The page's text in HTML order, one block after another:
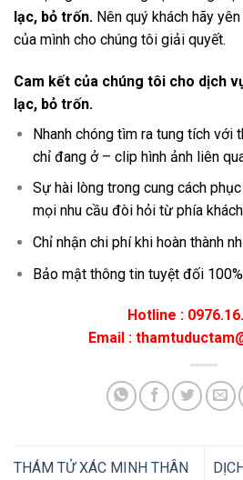
lạc, bỏ trốn. Nên quý khách hãy
của mình cho chúng tôi giải quyết.
Cam kết của chúng tôi cho dịch
lạc, bỏ trốn.
Nhanh chóng tìm ra tung tích với
chỉ đang ở – clip hình ảnh liên
Sự hài lòng trong cung cách
mọi nhu cầu đòi hỏi từ phía
Chỉ nhận chi phí khi hoàn thành
Bảo mật thông tin tuyệt đối 100%
Hotline :
Email :
THÁM TỬ XÁC MINH THÂN